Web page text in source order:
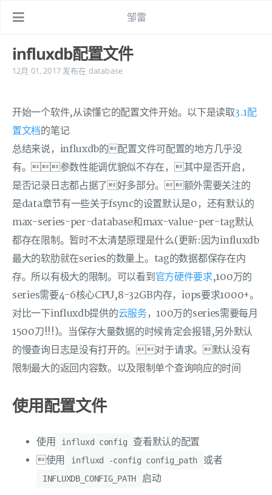
邹雷
influxdb配置文件
12月 01, 2017 发布在 database
开始一个软件,从读懂它的配置文件开始。以下是读取3.1配
置文档的笔记
总结来说，influxdb的配置文件可配置的地方几乎没
有。参数性能调优貌似不存在，其中是否开启，
是否记录日志都占据了好多部分。额外需要关注的
是data章节有一些关于fsync的设置默认是0，还有默认的
max-series-per-database和max-value-per-tag默认
都存在限制。暂时不太清楚原理是什么(更新:因为influxdb
最大的软肋就在series的数量上。tag的数据都保存在内
存。所以有极大的限制。可以看到官方硬件要求,100万的
series需要4-6核心CPU,8-32GB内存，iops要求1000+。
对比一下influxdb提供的云服务 ，100万的series需要每月
1500刀!!!)。当保存大量数据的时候肯定会报错,另外默认
的慢查询日志是没有打开的。对于请求。默认没有
限制最大的返回内容数。以及限制单个查询响应的时间
使用配置文件
使用 influxd config
查看默认的配置
使用
influxd -config config_path 或者
INFLUXDB_CONFIG_PATH 启动